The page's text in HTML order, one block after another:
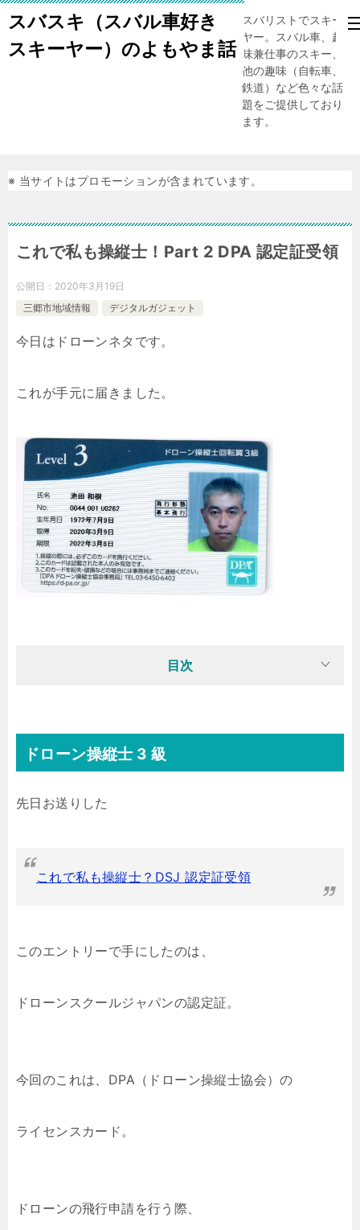
スバスキ（スバル車好き
スキーヤー）のよもやま話
スバリストでスキー
ヤー。スバル車、趣
味兼仕事のスキー、
他の趣味（自転車、
鉄道）など色々な話
題をご提供しており
ます。
※ 当サイトはプロモーションが含まれています。
これで私も操縦士！Part 2 DPA 認定証受領
公開日： 2020年3月19日
三郷市地域情報
デジタルガジェット
今日はドローンネタです。
これが手元に届きました。
目次
ドローン操縦士 3 級
先日お送りした
これで私も操縦士？DSJ 認定証受領
このエントリーで手にしたのは、
ドローンスクールジャパンの認定証。
今回のこれは、DPA（ドローン操縦士協会）の
ライセンスカード。
ドローンの飛行申請を行う際、